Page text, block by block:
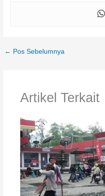
← Pos Sebelumnya
Artikel Terkait